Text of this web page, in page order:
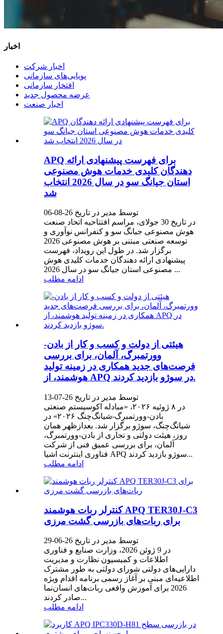
اخبار
اخبار شرکت
پویایی‌های سازمانی
افتخار سازمانی
عرضه محصول جدید
اخبار صنعت
APQ برای فهرست پیشنهادی ارائه
دهندگان کلیدی خدمات هوش مصنوعی
استان جیانگ سو در سال 2026 انتخاب
شد
توسط مدیر در تاریخ 26-08-06
در تاریخ 30 جولای، مراسم افتتاحیه اتحاد صنعت
هوش مصنوعی جیانگ سو و کنفرانس نوآوری و
توسعه صنعتی مبتنی بر هوش مصنوعی 2026
برگزار شد. در طول این رویداد، فهرست
پیشنهادی ارائه دهندگان خدمات کلیدی هوش
مصنوعی استان جیانگ سو در سال 2026 ...
ادامه مطلب
هیئتی از دولت و کسب و کار از بادن-
وورتمبرگ، آلمان، برای بررسی
فرصت‌های جدید همکاری در زمینه تولید
هوشمند، از APQ در سوژو بازدید کردند.
توسط مدیر در تاریخ 26-07-13
در ۸ ژوئیه ۲۰۲۶، «مبادله اکوسیستم صنعتی
بادن-وورتمبرگ-شیانگ‌چنگ ۲۰۲۶» در
شیانگ‌چنگ، سوژو برگزار شد. بعدازظهر همان
روز، هیئت دولتی و تجاری از بادن-وورتمبرگ،
آلمان، برای بررسی عمیق فنی از شرکت
فناوری اینترنت اشیا APQ سوژو بازدید کردند...
ادامه مطلب
کنترلر ربات هوشمند APQ TER30J-C3
برای ربات‌های بازرسی گشت مرزی
توسط مدیر در تاریخ 26-06-29
در 9 ژوئن 2026، وزارت صنایع و فناوری
اطلاعات و کمیسیون نظارت و مدیریت
دارایی‌های دولتی شورای دولتی به طور مشترک
اطلاعیه‌ای مبنی بر آغاز رسمی برنامه اقدام ویژه
2026 برای آموزش واقعی ربات‌های انسان‌نما
صادر کردند...
ادامه مطلب